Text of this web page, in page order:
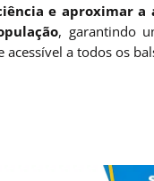
e aproximar a
, garantindo
acessível a todos os